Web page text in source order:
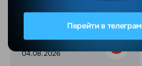
Максим С.
04.08.2026
Перейти в телеграм